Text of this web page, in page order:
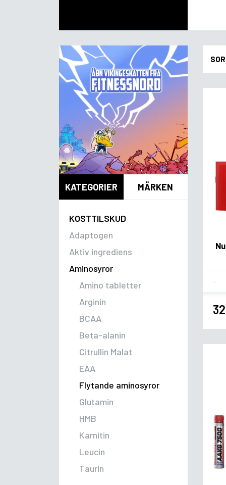
KATEGORIER MÄRKEN
KOSTTILSKUD
Adaptogen
Aktiv ingrediens
Aminosyror
Amino tabletter
Arginin
BCAA
Beta-alanin
Citrullin Malat
EAA
Flytande aminosyror
Glutamin
HMB
Karnitin
Leucin
Taurin